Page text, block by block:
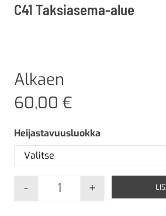
C41 Taksiasema-alue
Alkaen
60,00 €
Heijastavuusluokka
C41 Taksiasema-alue
- +